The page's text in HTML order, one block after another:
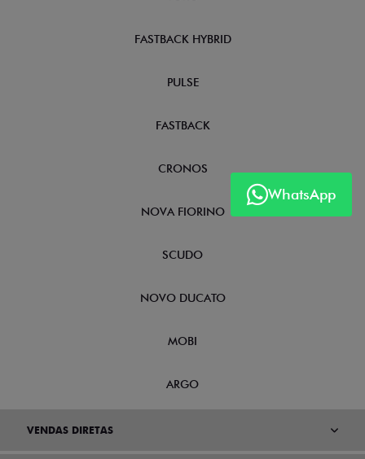
WhatsApp
FASTBACK HYBRID
PULSE
FASTBACK
CRONOS
NOVA FIORINO
SCUDO
NOVO DUCATO
MOBI
ARGO
VENDAS DIRETAS